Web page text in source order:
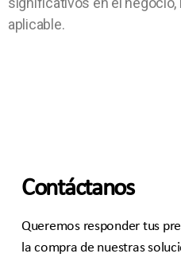
aplicable.
Contáctanos
Queremos responder tus
la compra de nuestras